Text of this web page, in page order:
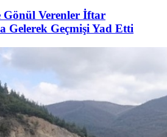
Gönül Verenler İftar
Gelerek Geçmişi Yad Etti